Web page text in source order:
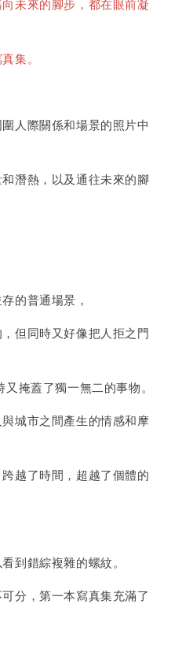
集。
人際關係和場景的照片中
潛熱，以及通往未來的腳
的普通場景，
但同時又好像把人拒之門
掩蓋了獨一無二的事物。
城市之間產生的情感和摩
越了時間，超越了個體的
到錯綜複雜的螺紋。
分，第一本寫真集充滿了